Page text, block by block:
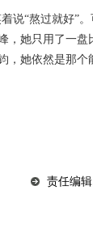
说“熬过就好”。
，她只用了一盘
，她依然是那个
责任编